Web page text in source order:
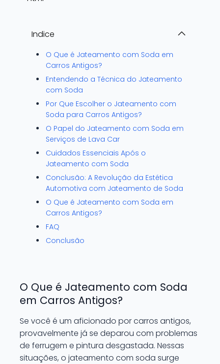
Indice
O Que é Jateamento com Soda em
Carros Antigos?
Entendendo a Técnica do Jateamento
com Soda
Por Que Escolher o Jateamento com
Soda para Carros Antigos?
O Papel do Jateamento com Soda em
Serviços de Lava Car
Cuidados Essenciais Após o
Jateamento com Soda
Conclusão: A Revolução da Estética
Automotiva com Jateamento de Soda
O Que é Jateamento com Soda em
Carros Antigos?
FAQ
Conclusão
O Que é Jateamento com Soda
em Carros Antigos?
Se você é um aficionado por carros antigos,
provavelmente já se deparou com problemas
de ferrugem e pintura desgastada. Nessas
situações, o jateamento com soda surge